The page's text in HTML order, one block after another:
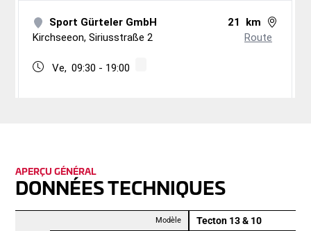
APERÇU GÉNÉRAL
DONNÉES TECHNIQUES
Modèle Tecton 13 & 10